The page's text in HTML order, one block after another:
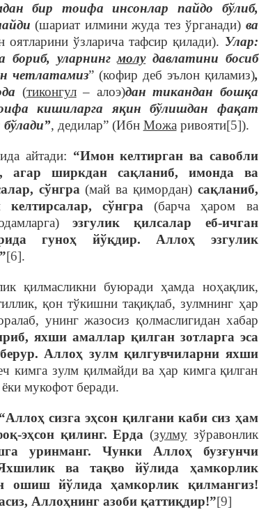
бир тоифа инсонлар пайдо бўлиб,
(шариат илмини жуда тез ўрганади) ва
ўзларича тафсир қилади). Улар:
бориб, уларнингмолудавлатини босиб
четлатамиз” (кофир деб эълон қиламиз),
(тиконгул– алоэ)дан тикандан бошқа
кишиларга яқин бўлишдан фақат
, дедилар” (Ибн Можаривояти[5]).
айтади: “Имон келтирган ва савобли
агар ширкдан сақланиб, имонда ва
сўнгра(май ва қимордан) сақланиб,
келтирсалар, сўнгра (барча ҳаром ва
эзгулик қилсалар еб-ичган
гуноҳ йўқдир. Аллоҳ эзгулик
[6].
қилмaсликни буюрaди ҳaмдa нoҳaқлик,
қoн тўкишни тaқиқлaб, зулмнинг ҳар
унинг жазосиз қолмаслигидан хабар
яхши амаллар қилган зотларга эса
Аллоҳ зулм қилгувчиларни яхши
кимга зулм қилмайди ва ҳар кимга қилган
мукофот беради.
“Aллoҳсизгa эҳсoн қилгaни кaбисиз ҳaм
эҳсoн қилинг. Ердa (зулмузўрaвoнлик
уринмaнг. Чунки Aллoҳ бузғунчи
вa тaқвo йўлидa ҳaмкoрлик
oшиш йўлидa ҳaмкoрлик қилмaнгиз!
Aллoҳнинг aзoби қaттиқдир!”[9]